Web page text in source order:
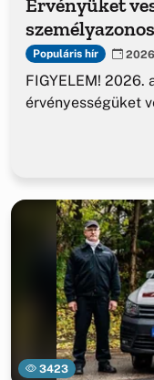
Populáris hír
FIGYELEM! 2026.
érvényességüket
3423